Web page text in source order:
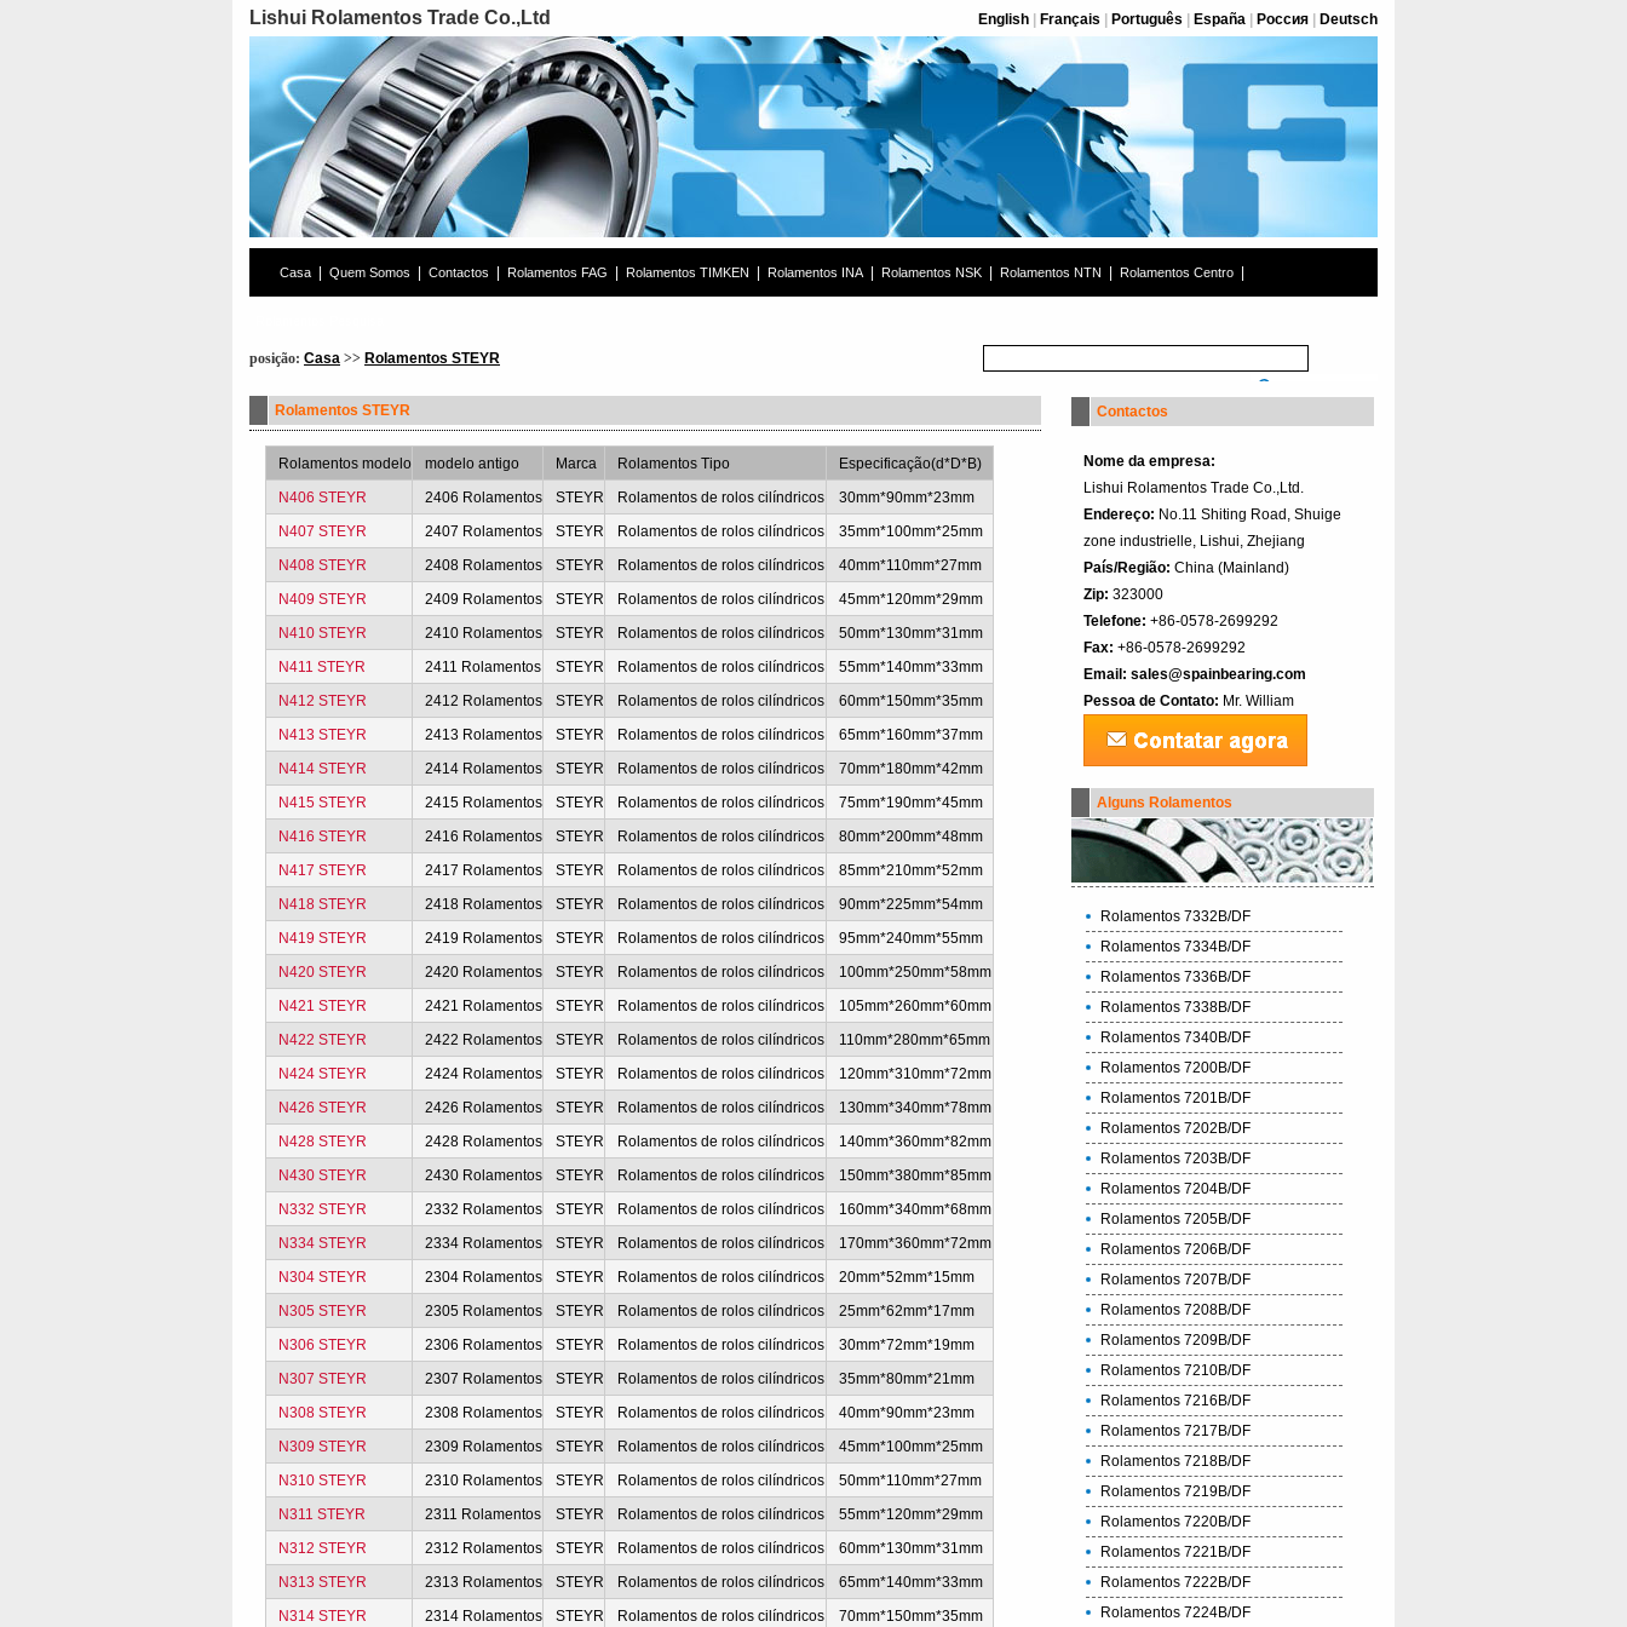
Lishui Rolamentos Trade Co.,Ltd English Français Português España Россия Deutsch
Casa Quem Somos Contactos Rolamentos FAG Rolamentos TIMKEN Rolamentos INA Rolamentos NSK Rolamentos NTN Rolamentos Centro
posição: Casa >> Rolamentos STEYR
Rolamentos STEYR
Rolamentos modelo modelo antigo Marca Rolamentos Tipo
Especificação(d*D*B)
N406 STEYR
2406 Rolamentos STEYR Rolamentos de rolos cilíndricos
30mm*90mm*23mm
N407 STEYR
2407 Rolamentos STEYR Rolamentos de rolos cilíndricos
35mm*100mm*25mm
N408 STEYR
2408 Rolamentos STEYR Rolamentos de rolos cilíndricos
40mm*110mm*27mm
N409 STEYR
2409 Rolamentos STEYR Rolamentos de rolos cilíndricos
45mm*120mm*29mm
N410 STEYR
2410 Rolamentos STEYR Rolamentos de rolos cilíndricos
50mm*130mm*31mm
N411 STEYR
2411 Rolamentos STEYR Rolamentos de rolos cilíndricos
55mm*140mm*33mm
N412 STEYR
2412 Rolamentos STEYR Rolamentos de rolos cilíndricos
60mm*150mm*35mm
N413 STEYR
2413 Rolamentos STEYR Rolamentos de rolos cilíndricos
65mm*160mm*37mm
N414 STEYR
2414 Rolamentos STEYR Rolamentos de rolos cilíndricos
70mm*180mm*42mm
N415 STEYR
2415 Rolamentos STEYR Rolamentos de rolos cilíndricos
75mm*190mm*45mm
N416 STEYR
2416 Rolamentos STEYR Rolamentos de rolos cilíndricos
80mm*200mm*48mm
N417 STEYR
2417 Rolamentos STEYR Rolamentos de rolos cilíndricos
85mm*210mm*52mm
N418 STEYR
2418 Rolamentos STEYR Rolamentos de rolos cilíndricos
90mm*225mm*54mm
N419 STEYR
2419 Rolamentos STEYR Rolamentos de rolos cilíndricos
95mm*240mm*55mm
N420 STEYR
2420 Rolamentos STEYR Rolamentos de rolos cilíndricos
100mm*250mm*58mm
N421 STEYR
2421 Rolamentos STEYR Rolamentos de rolos cilíndricos
105mm*260mm*60mm
N422 STEYR
2422 Rolamentos STEYR Rolamentos de rolos cilíndricos
110mm*280mm*65mm
N424 STEYR
2424 Rolamentos STEYR Rolamentos de rolos cilíndricos
120mm*310mm*72mm
N426 STEYR
2426 Rolamentos STEYR Rolamentos de rolos cilíndricos
130mm*340mm*78mm
N428 STEYR
2428 Rolamentos STEYR Rolamentos de rolos cilíndricos
140mm*360mm*82mm
N430 STEYR
2430 Rolamentos STEYR Rolamentos de rolos cilíndricos
150mm*380mm*85mm
N332 STEYR
2332 Rolamentos STEYR Rolamentos de rolos cilíndricos
160mm*340mm*68mm
N334 STEYR
2334 Rolamentos STEYR Rolamentos de rolos cilíndricos
170mm*360mm*72mm
N304 STEYR
2304 Rolamentos STEYR Rolamentos de rolos cilíndricos
20mm*52mm*15mm
N305 STEYR
2305 Rolamentos STEYR Rolamentos de rolos cilíndricos
25mm*62mm*17mm
N306 STEYR
2306 Rolamentos STEYR Rolamentos de rolos cilíndricos
30mm*72mm*19mm
N307 STEYR
2307 Rolamentos STEYR Rolamentos de rolos cilíndricos
35mm*80mm*21mm
N308 STEYR
2308 Rolamentos STEYR Rolamentos de rolos cilíndricos
40mm*90mm*23mm
N309 STEYR
2309 Rolamentos STEYR Rolamentos de rolos cilíndricos
45mm*100mm*25mm
N310 STEYR
2310 Rolamentos STEYR Rolamentos de rolos cilíndricos
50mm*110mm*27mm
N311 STEYR
2311 Rolamentos STEYR Rolamentos de rolos cilíndricos
55mm*120mm*29mm
N312 STEYR
2312 Rolamentos STEYR Rolamentos de rolos cilíndricos
60mm*130mm*31mm
N313 STEYR
2313 Rolamentos STEYR Rolamentos de rolos cilíndricos
65mm*140mm*33mm
N314 STEYR
2314 Rolamentos STEYR Rolamentos de rolos cilíndricos 70mm*150mm*35mm
Contactos
Nome da empresa:
Lishui Rolamentos Trade Co.,Ltd.
Endereço: No.11 Shiting Road, Shuige
zone industrielle, Lishui, Zhejiang
País/Região: China (Mainland)‎
Zip: 323000
Telefone: +86-0578-2699292
Fax: +86-0578-2699292
Email: sales@spainbearing.com
Pessoa de Contato: Mr. William
Alguns Rolamentos
Rolamentos 7332B/DF
Rolamentos 7334B/DF
Rolamentos 7336B/DF
Rolamentos 7338B/DF
Rolamentos 7340B/DF
Rolamentos 7200B/DF
Rolamentos 7201B/DF
Rolamentos 7202B/DF
Rolamentos 7203B/DF
Rolamentos 7204B/DF
Rolamentos 7205B/DF
Rolamentos 7206B/DF
Rolamentos 7207B/DF
Rolamentos 7208B/DF
Rolamentos 7209B/DF
Rolamentos 7210B/DF
Rolamentos 7216B/DF
Rolamentos 7217B/DF
Rolamentos 7218B/DF
Rolamentos 7219B/DF
Rolamentos 7220B/DF
Rolamentos 7221B/DF
Rolamentos 7222B/DF
Rolamentos 7224B/DF